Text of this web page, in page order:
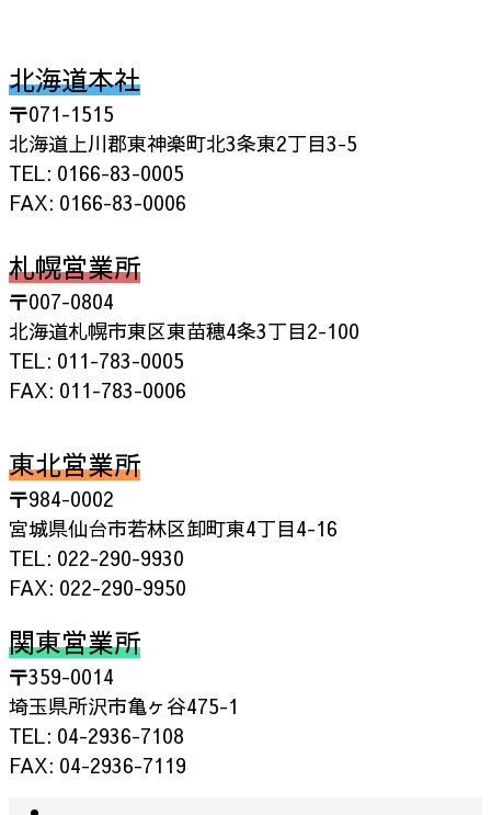
北海道本社
〒071-1515
北海道上川郡東神楽町北3条東2丁目3-5
TEL: 0166-83-0005
FAX: 0166-83-0006
札幌営業所
〒007-0804
北海道札幌市東区東苗穂4条3丁目2-100
TEL: 011-783-0005
FAX: 011-783-0006
東北営業所
〒984-0002
宮城県仙台市若林区卸町東4丁目4-16
TEL: 022-290-9930
FAX: 022-290-9950
関東営業所
〒359-0014
埼玉県所沢市亀ヶ谷475-1
TEL: 04-2936-7108
FAX: 04-2936-7119